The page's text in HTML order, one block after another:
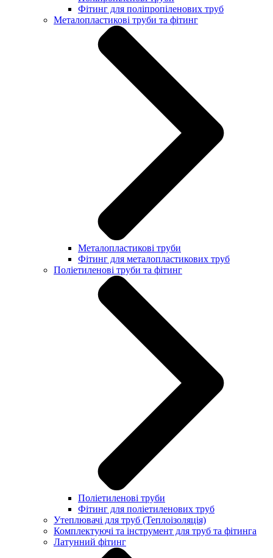
Фітинг для поліпропіленових труб
Металопластикові труби та фітинг
Металопластикові труби
Фітинг для металопластикових труб
Поліетиленові труби та фітинг
Поліетиленові труби
Фітинг для поліетиленових труб
Утеплювачі для труб (Теплоізоляція)
Комплектуючі та інструмент для труб та фітинга
Латунний фітинг